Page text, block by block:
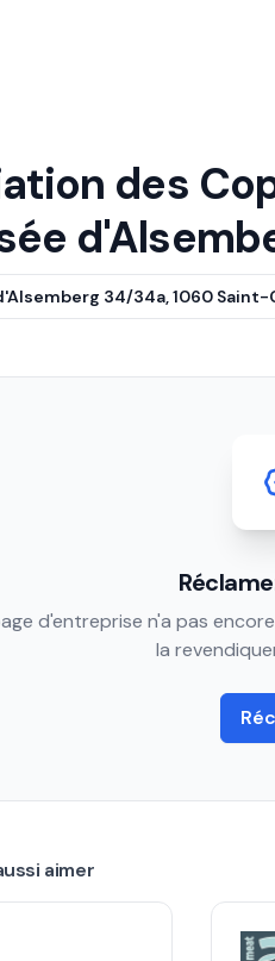
des
34/34a, 1060 Saint-
d'entreprise n'a pas
la
aimer